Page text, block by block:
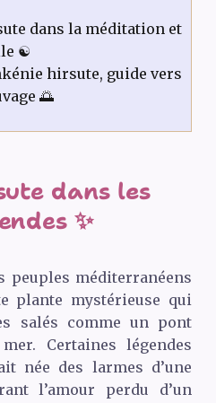
dans la méditation et
☯️
hirsute, guide vers
🌅
dans les
✨
peuples méditerranéens
plante mystérieuse qui
salés comme un pont
Certaines légendes
née des larmes d’une
l’amour perdu d’un